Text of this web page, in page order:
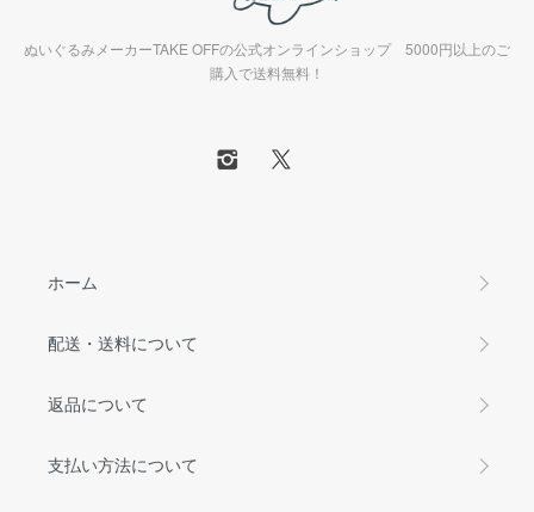
ぬいぐるみメーカーTAKE OFFの公式オンラインショップ 5000円以上のご
購入で送料無料！
ホーム
配送・送料について
返品について
支払い方法について